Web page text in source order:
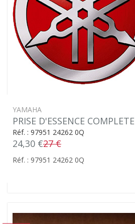
YAMAHA
PRISE D'ESSENCE COMPLETE
Réf. : 97951 24262 0Q
24,30 €27 €
Réf. : 97951 24262 0Q